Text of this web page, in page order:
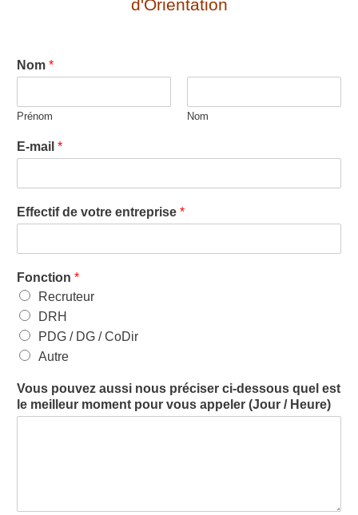
d'Orientation
Nom *
Prénom Nom
E-mail *
Effectif de votre entreprise *
Fonction *
Recruteur
DRH
PDG / DG / CoDir
Autre
Vous pouvez aussi nous préciser ci-dessous quel est
le meilleur moment pour vous appeler (Jour / Heure)